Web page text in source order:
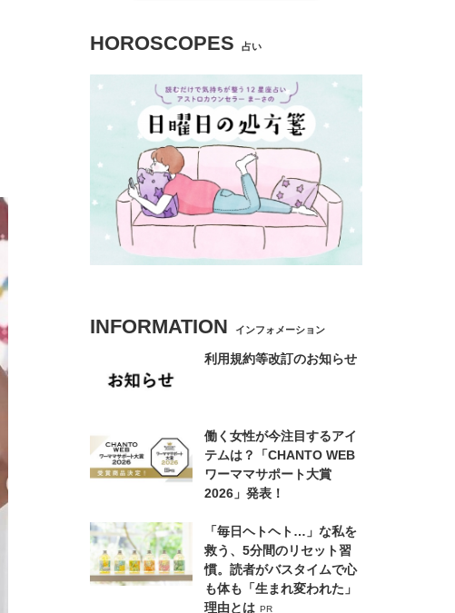
HOROSCOPES 占い
INFORMATION インフォメーション
利用規約等改訂のお知らせ
働く女性が今注目するアイ
テムは？「CHANTO WEB
ワーママサポート大賞
2026」発表！
「毎日ヘトヘト…」な私を
救う、5分間のリセット習
慣。読者がバスタイムで心
も体も「生まれ変われた」
理由とは PR